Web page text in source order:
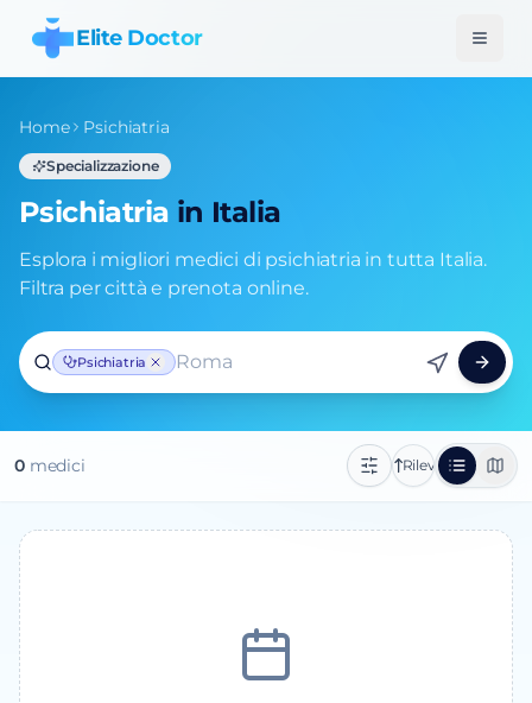
Elite Doctor
Home Psichiatria
Specializzazione
Psichiatria in Italia
Esplora i migliori medici di psichiatria in tutta Italia.
Filtra per città e prenota online.
Psichiatria Roma
0medici Rilevanza